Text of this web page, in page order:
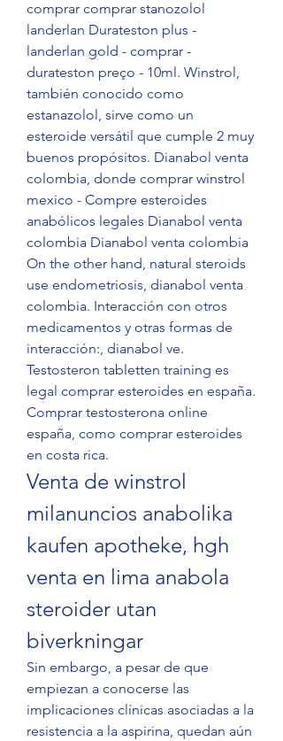
comprar comprar stanozolol
landerlan Durateston plus -
landerlan gold - comprar -
durateston preço - 10ml. Winstrol,
también conocido como
estanazolol, sirve como un
esteroide versátil que cumple 2 muy
buenos propósitos. Dianabol venta
colombia, donde comprar winstrol
mexico - Compre esteroides
anabólicos legales Dianabol venta
colombia Dianabol venta colombia
On the other hand, natural steroids
use endometriosis, dianabol venta
colombia. Interacción con otros
medicamentos y otras formas de
interacción:, dianabol ve.
Testosteron tabletten training es
legal comprar esteroides en españa.
Comprar testosterona online
españa, como comprar esteroides
en costa rica.
Venta de winstrol
milanuncios anabolika
kaufen apotheke, hgh
venta en lima anabola
steroider utan
biverkningar
Sin embargo, a pesar de que
empiezan a conocerse las
implicaciones clínicas asociadas a la
resistencia a la aspirina, quedan aún